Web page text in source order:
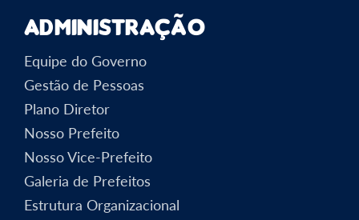
Administração
Equipe do Governo
Gestão de Pessoas
Plano Diretor
Nosso Prefeito
Nosso Vice-Prefeito
Galeria de Prefeitos
Estrutura Organizacional